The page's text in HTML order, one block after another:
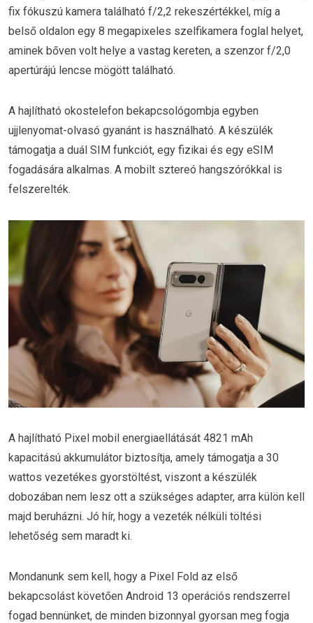
fix fókuszú kamera található f/2,2 rekeszértékkel, míg a
belső oldalon egy 8 megapixeles szelfikamera foglal helyet,
aminek bőven volt helye a vastag kereten, a szenzor f/2,0
apertúrájú lencse mögött található.
A hajlítható okostelefon bekapcsológombja egyben
ujjlenyomat-olvasó gyanánt is használható. A készülék
támogatja a duál SIM funkciót, egy fizikai és egy eSIM
fogadására alkalmas. A mobilt sztereó hangszórókkal is
felszerelték.
A hajlítható Pixel mobil energiaellátását 4821 mAh
kapacitású akkumulátor biztosítja, amely támogatja a 30
wattos vezetékes gyorstöltést, viszont a készülék
dobozában nem lesz ott a szükséges adapter, arra külön kell
majd beruházni. Jó hír, hogy a vezeték nélküli töltési
lehetőség sem maradt ki.
Mondanunk sem kell, hogy a Pixel Fold az első
bekapcsolást követően Android 13 operációs rendszerrel
fogad bennünket, de minden bizonnyal gyorsan meg fogja